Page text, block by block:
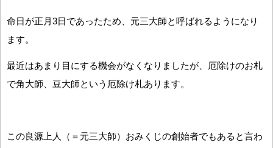
命日が正月3日であったため、元三大師と呼ばれるようになり
ます。
最近はあまり目にする機会がなくなりましたが、厄除けのお札
で角大師、豆大師という厄除け札あります。
この良源上人（＝元三大師）おみくじの創始者でもあると言わ